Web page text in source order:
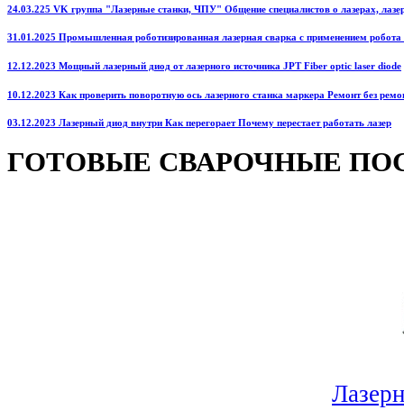
24.03.225 VK группа "Лазерные станки, ЧПУ" Общение специалистов о лазерах,
31.01.2025 Промышленная роботизированная лазерная сварка с применением
12.12.2023 Мощный лазерный диод от лазерного источника JPT Fiber optic laser diode
10.12.2023 Как проверить поворотную ось лазерного станка маркера Ремонт без
03.12.2023 Лазерный диод внутри Как перегорает Почему перестает работать лазер
ГОТОВЫЕ СВАРОЧНЫЕ